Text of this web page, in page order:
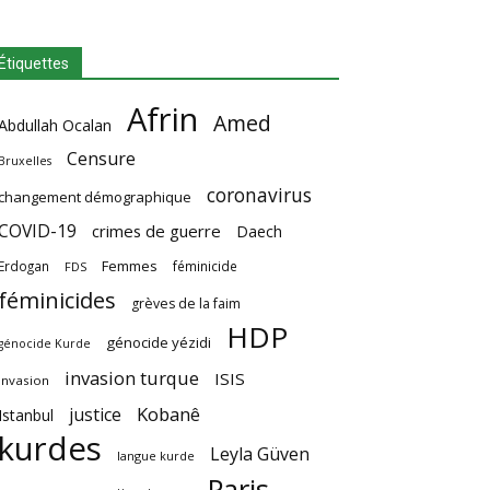
Ocalan Afrin Amed
Censure
démographique coronavirus
19 crimes de guerre Daech
FDS Femmes féminicide
grèves de la faim
Kurde génocide yézidi HDP
invasion turque ISIS
justice Kobanê
langue kurde Leyla Güven